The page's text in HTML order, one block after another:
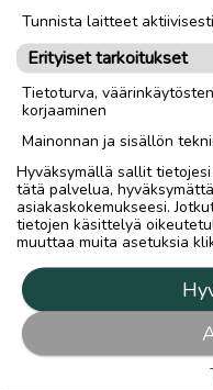
Tunnista laitteet
Erityiset tarkoitukset
Tietoturva,
korjaaminen
Mainonnan ja sisällön
Hyväksymällä sallit
tätä palvelua,
asiakaskokemukseesi.
tietojen käsittelyä
muuttaa muita asetuksia